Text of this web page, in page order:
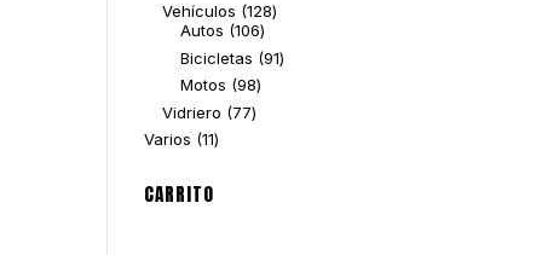
Vehículos 128128
Autos 106106
productos
Bicicletas 9191
Motos 9898
Vidriero 7777
Varios 1111
CARRITO